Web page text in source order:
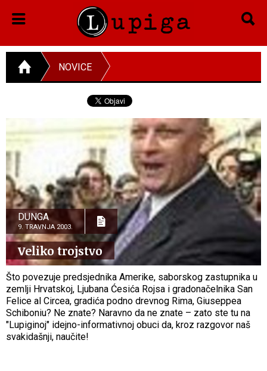
NOVICE
DUNGA
9. TRAVNJA 2003.
Veliko trojstvo
Što povezuje predsjednika Amerike, saborskog zastupnika u
zemlji Hrvatskoj, Ljubana Ćesića Rojsa i gradonačelnika San
Felice al Circea, gradića podno drevnog Rima, Giuseppea
Schiboniu? Ne znate? Naravno da ne znate – zato ste tu na
"Lupiginoj" idejno-informativnoj obuci da, kroz razgovor naš
svakidašnji, naučite!